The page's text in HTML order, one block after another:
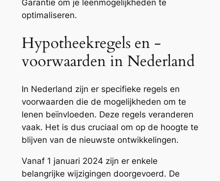
Garantie om je leenmogelijkheden te
optimaliseren.
Hypotheekregels en -
voorwaarden in Nederland
In Nederland zijn er specifieke regels en
voorwaarden die de mogelijkheden om te
lenen beïnvloeden. Deze regels veranderen
vaak. Het is dus cruciaal om op de hoogte te
blijven van de nieuwste ontwikkelingen.
Vanaf 1 januari 2024 zijn er enkele
belangrijke wijzigingen doorgevoerd. De